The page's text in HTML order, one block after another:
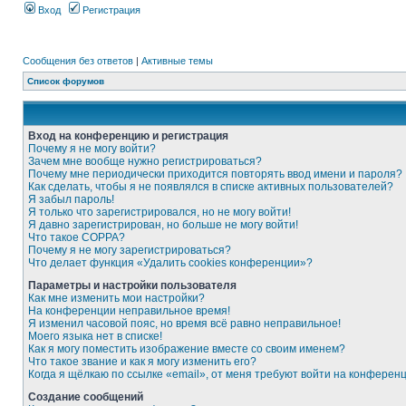
Вход Регистрация
Сообщения без ответов | Активные темы
Список форумов
Вход на конференцию и регистрация
Почему я не могу войти?
Зачем мне вообще нужно регистрироваться?
Почему мне периодически приходится повторять ввод имени и пароля?
Как сделать, чтобы я не появлялся в списке активных пользователей?
Я забыл пароль!
Я только что зарегистрировался, но не могу войти!
Я давно зарегистрирован, но больше не могу войти!
Что такое COPPA?
Почему я не могу зарегистрироваться?
Что делает функция «Удалить cookies конференции»?
Параметры и настройки пользователя
Как мне изменить мои настройки?
На конференции неправильное время!
Я изменил часовой пояс, но время всё равно неправильное!
Моего языка нет в списке!
Как я могу поместить изображение вместе со своим именем?
Что такое звание и как я могу изменить его?
Когда я щёлкаю по ссылке «email», от меня требуют войти на
Создание сообщений